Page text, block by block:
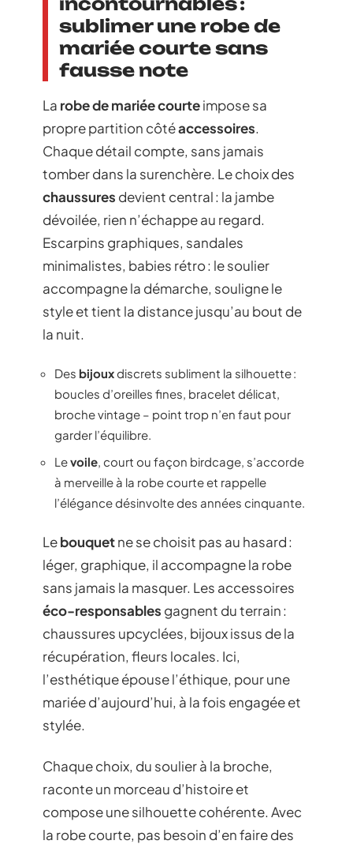
sublimer une robe de
mariée courte sans
fausse note
La robe de mariée courteimpose sa
propre partition côtéaccessoires.
Chaque détail compte, sans jamais
tomber dans la surenchère. Le choix des
chaussures devient central : la jambe
dévoilée, rien n’échappe au regard.
Escarpins graphiques, sandales
minimalistes, babies rétro : le soulier
accompagne la démarche, souligne le
style et tient la distance jusqu’au bout de
la nuit.
Des bijouxdiscrets subliment la silhouette :
boucles d’oreilles fines, bracelet délicat,
broche vintage – point trop n’en faut pour
garder l’équilibre.
Levoile , court ou façon birdcage, s’accorde
à merveille à la robe courte et rappelle
l’élégance désinvolte des années cinquante.
Lebouquetne se choisit pas au hasard :
léger, graphique, il accompagne la robe
sans jamais la masquer. Les accessoires
éco-responsables gagnent du terrain :
chaussures upcyclées, bijoux issus de la
récupération, fleurs locales. Ici,
l’esthétique épouse l’éthique, pour une
mariée d’aujourd’hui, à la fois engagée et
stylée.
Chaque choix, du soulier à la broche,
raconte un morceau d’histoire et
compose une silhouette cohérente. Avec
la robe courte, pas besoin d’en faire des